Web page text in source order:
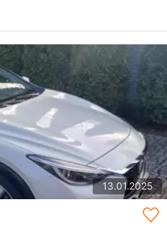
13.01.2025